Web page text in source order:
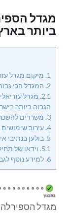
מגדל
ביותר
1. מיקום מגדל
2. המגדל הכי
2.1. מגדל
הגבוה ביותר
3. משרדים
4. עירוב שימושים
5. בולען בנתיבי
5.1. וידאו של
6. למידע נוסף
מגדל